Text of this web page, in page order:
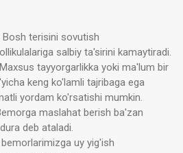
Bosh terisini sovutish
salbiy ta'sirini kamaytiradi.
Maxsus tayyorgarlikka yoki ma'lum bir
keng ko'lamli tajribaga ega
yordam ko'rsatishi mumkin.
maslahat berish ba'zan
deb ataladi.
uy yig'ish